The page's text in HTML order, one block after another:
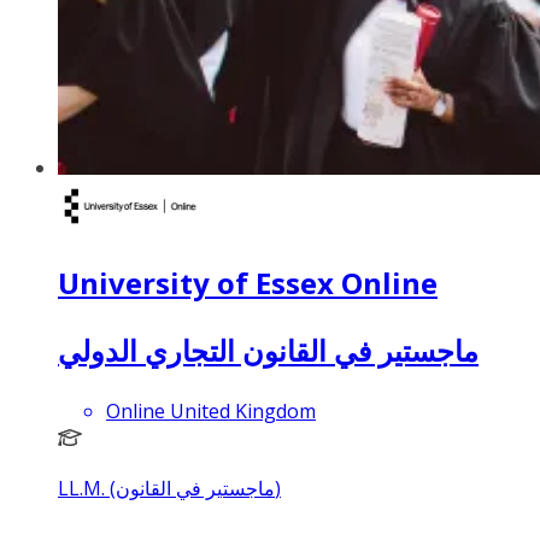
University of Essex Online
ماجستير في القانون التجاري الدولي
Online United Kingdom
LL.M. (ماجستير في القانون)